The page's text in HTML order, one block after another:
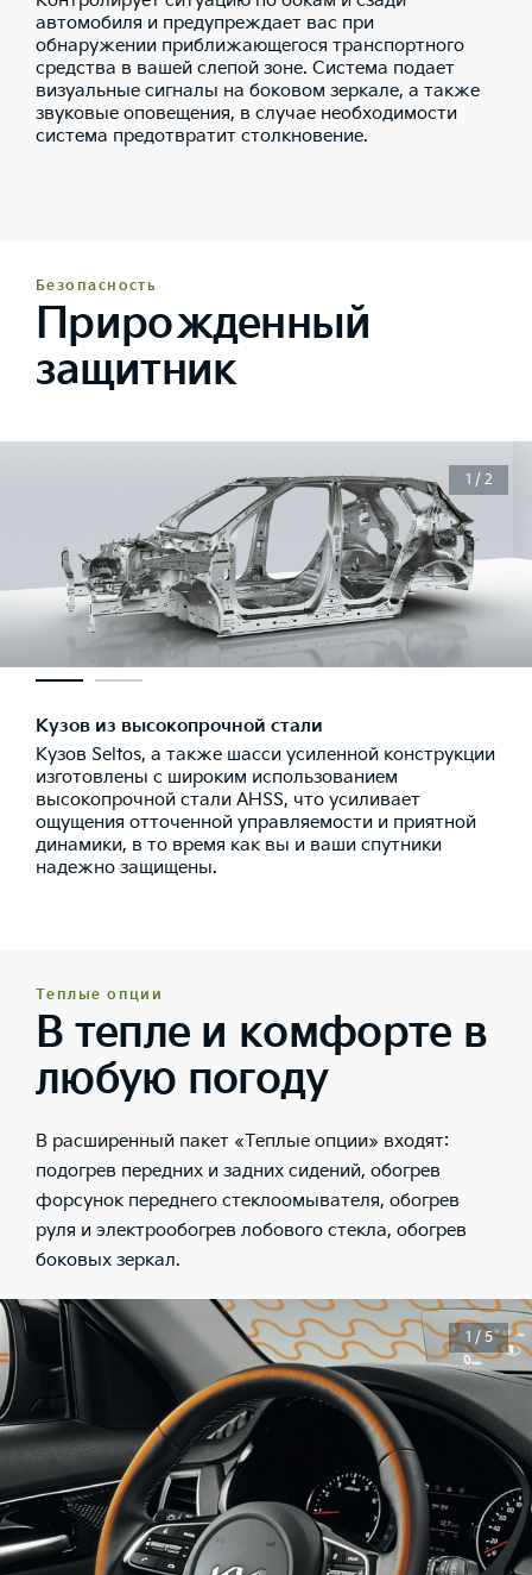
автомобиля и предупреждает вас при
обнаружении приближающегося транспортного
средства в вашей слепой зоне. Система подает
визуальные сигналы на боковом зеркале, а также
звуковые оповещения, в случае необходимости
система предотвратит столкновение.
Безопасность
Прирожденный
защитник
Кузов из высокопрочной стали
Кузов Seltos, а также шасси усиленной конструкции
изготовлены с широким использованием
высокопрочной стали AHSS, что усиливает
ощущения отточенной управляемости и приятной
динамики, в то время как вы и ваши спутники
надежно защищены.
1 / 2
Теплые опции
В тепле и комфорте в
любую погоду
В расширенный пакет «Теплые опции» входят:
подогрев передних и задних сидений, обогрев
форсунок переднего стеклоомывателя, обогрев
руля и электрообогрев лобового стекла, обогрев
боковых зеркал.
1 / 5